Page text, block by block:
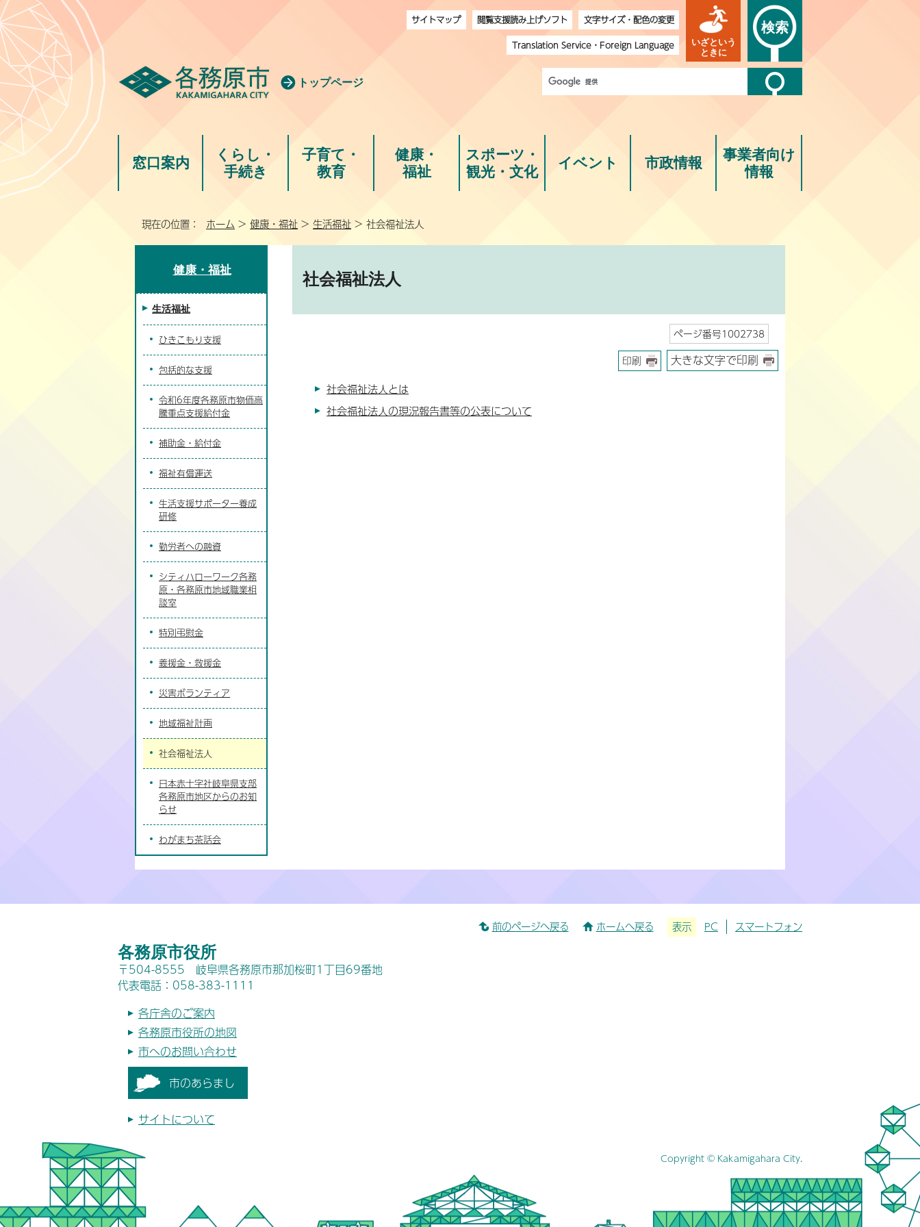
トップページ
サイトマップ 閲覧支援読み上げソフト
文字サイズ・配色の変更
Translation Service・ Foreign Language
いざという
ときに
検索
窓口案内
くらし・
手続き
子育て・
教育
健康・
福祉
スポーツ・
観光・文化
イベント 市政情報
事業者向け
情報
現在の位置： ホーム > 健康・福祉 > 生活福祉 > 社会福祉法人
社会福祉法人
ページ番号1002738
印刷
大きな文字で印刷
社会福祉法人とは
社会福祉法人の現況報告書等の公表について
健康・福祉
生活福祉
ひきこもり支援
包括的な支援
令和6年度各務原市物価高
騰重点支援給付金
補助金・給付金
福祉有償運送
生活支援サポーター養成
研修
勤労者への融資
シティハローワーク各務
原・各務原市地域職業相
談室
特別弔慰金
義援金・救援金
災害ボランティア
地域福祉計画
社会福祉法人
日本赤十字社岐阜県支部
各務原市地区からのお知
らせ
わがまち茶話会
前のページへ戻る ホームへ戻る 表示 PC スマートフォン
各務原市役所
〒504-8555 岐阜県各務原市那加桜町1丁目69番地
代表電話：058-383-1111
各庁舎のご案内
各務原市役所の地図
市へのお問い合わせ
市のあらまし
サイトについて
Copyright © Kakamigahara City.